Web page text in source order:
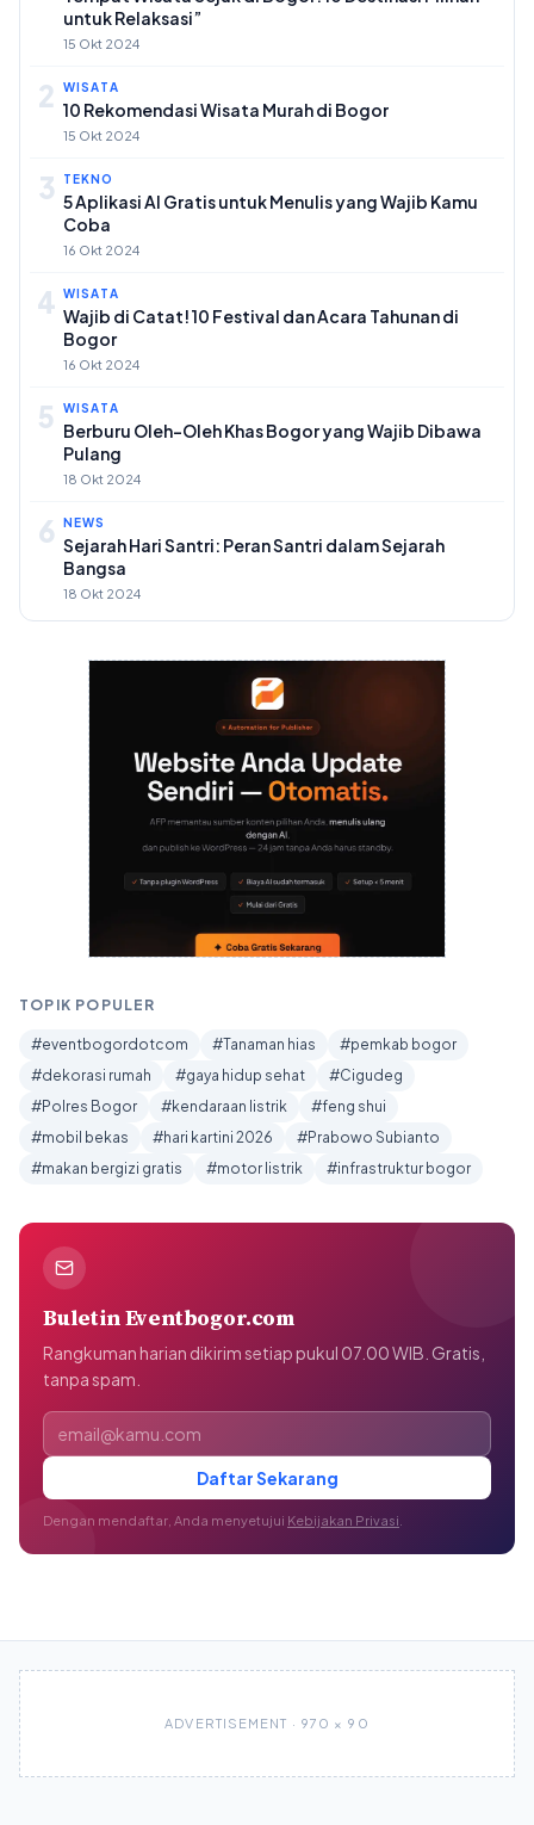
untuk Relaksasi”
15 Okt 2024
2 WISATA
10 Rekomendasi Wisata Murah di Bogor
15 Okt 2024
3 TEKNO
5 Aplikasi AI Gratis untuk Menulis yang Wajib Kamu
Coba
16 Okt 2024
4 WISATA
Wajib di Catat! 10 Festival dan Acara Tahunan di
Bogor
16 Okt 2024
5 WISATA
Berburu Oleh-Oleh Khas Bogor yang Wajib Dibawa
Pulang
18 Okt 2024
6 NEWS
Sejarah Hari Santri: Peran Santri dalam Sejarah
Bangsa
18 Okt 2024
TOPIK POPULER
#eventbogordotcom #Tanaman hias
#pemkab bogor
#dekorasi rumah
#gaya hidup sehat
#Cigudeg
#Polres Bogor
#kendaraan listrik
#feng shui
#mobil bekas
#hari kartini 2026
#Prabowo Subianto
#makan bergizi gratis
#motor listrik #infrastruktur bogor
Buletin Eventbogor.com
Rangkuman harian dikirim setiap pukul 07.00 WIB. Gratis,
tanpa spam.
Alamat email
Daftar Sekarang
Dengan mendaftar, Anda menyetujui Kebijakan Privasi
ADVERTISEMENT · 970 × 90